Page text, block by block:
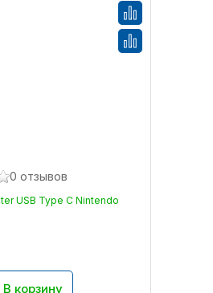
0 отзывов
USB Type C Nintendo
В корзину